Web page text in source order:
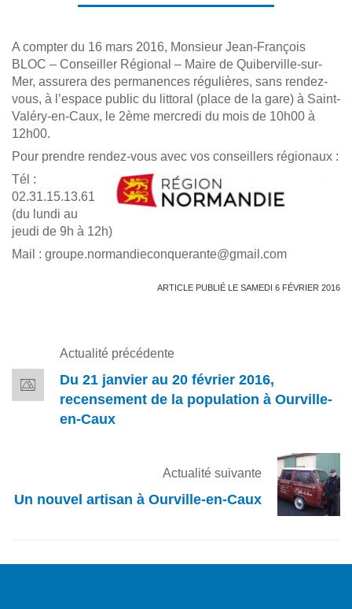
A compter du 16 mars 2016, Monsieur Jean-François
BLOC – Conseiller Régional – Maire de Quiberville-sur-
Mer, assurera des permanences régulières, sans rendez-
vous, à l’espace public du littoral (place de la gare) à Saint-
Valéry-en-Caux, le 2ème mercredi du mois de 10h00 à
12h00.
Pour prendre rendez-vous avec vos conseillers régionaux :
Tél :
02.31.15.13.61
(du lundi au
jeudi de 9h à 12h)
Mail : groupe.normandieconquerante@gmail.com
ARTICLE PUBLIÉ LE SAMEDI 6 FÉVRIER 2016
Actualité précédente
Du 21 janvier au 20 février 2016,
recensement de la population à Ourville-
en-Caux
Actualité suivante
Un nouvel artisan à Ourville-en-Caux